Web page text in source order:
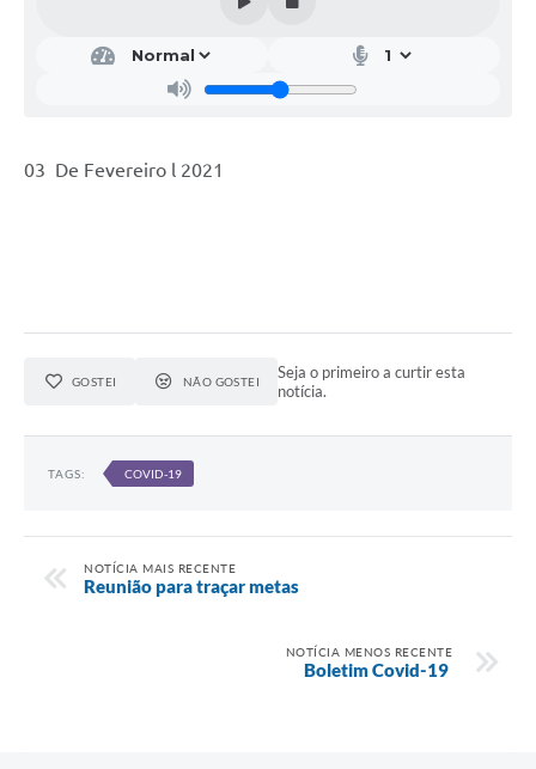
03 De Fevereiro l 2021
GOSTEI NÃO GOSTEI
Seja o primeiro a curtir esta
notícia.
TAGS: COVID-19
NOTÍCIA MAIS RECENTE
Reunião para traçar metas
NOTÍCIA MENOS RECENTE
Boletim Covid-19